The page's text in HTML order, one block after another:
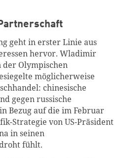
geht in erster Linie aus
hervor. Wladimir
der Olympischen
möglicherweise
chinesische
gegen russische
Bezug auf die im Februar
Strategie von US-Präsident
in seinen
fühlt.